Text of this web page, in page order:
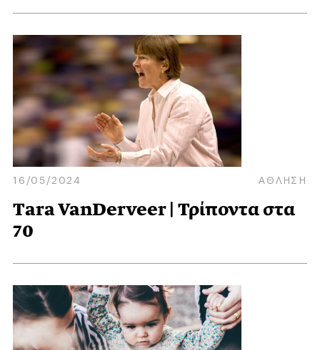
16/05/2024 ΑΘΛΗΣΗ
Tara VanDerveer | Τρίποντα στα
70